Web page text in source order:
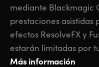
mediante Blackmagic
prestaciones asistidas
efectos ResolveFX y
estarán limitadas por
Más información